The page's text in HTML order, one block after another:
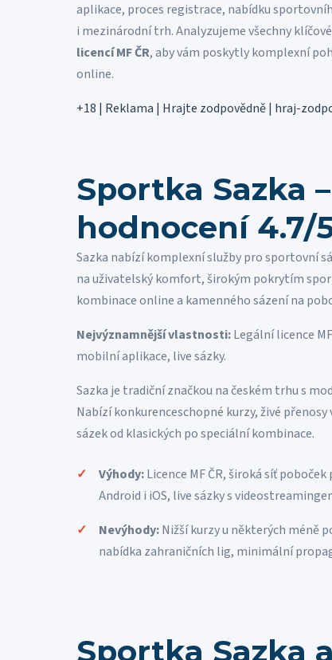
aplikace, proces registrace, nabídku
i mezinárodní trh. Analyzujeme všechny
licencí MF ČR, aby vám poskytly komplexní
online.
+18 | Reklama | Hrajte zodpovědně | hraj-
Sportka Sazka
hodnocení 4.7/
Sazka nabízí komplexní služby pro sportovní
na uživatelský komfort, širokým pokrytím
kombinace online a kamenného sázení na
Nejvýznamnější vlastnosti:Legální licence
mobilní aplikace, live sázky.
Sazka je tradiční značkou na českém trhu s
Nabízí konkurenceschopné kurzy, živé
sázek od klasických po speciální kombinace.
Výhody:Licence MF ČR, široká síť
Android i iOS, live sázky s
Nevýhody:Nižší kurzy u některých méně
nabídka zahraničních lig, minimální
Sportka Sazka